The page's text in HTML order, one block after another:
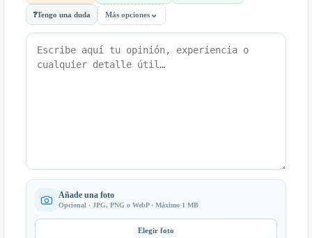
❓Tengo una duda Más opciones ⌄
Añade una foto
Opcional · JPG, PNG o WebP · Máximo 1 MB
Elegir foto